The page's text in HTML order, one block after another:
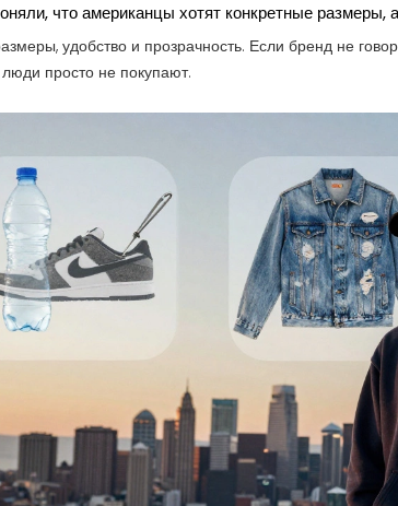
что американцы хотят конкретные размеры,
удобство и прозрачность. Если бренд не
люди просто не покупают.